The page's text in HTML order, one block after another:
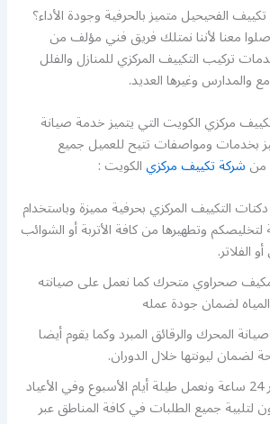
الفحيحيل متميز بالحرفية وجودة الأداء؟
معنا لأننا نمتلك فريق فني مؤلف من
تركيب التكييف المركزي للمنازل والفلل
والمدارس وغيرها العديد.
مركزي الكويت التي يتميز خدمة صيانة
بخدمات ومواصفات تتيح للعميل جميع
منشركة تكييف مركزيالكويت :
التكييف المركزي بحرفية مميزة وباستخدام
لتخليصكم وتطهيرها من كافة الأتربة أو الشوائب
الفلاتر.
صحراوي متحرك كما نعمل على صيانته
لضمان جودة عمله
المحرك والرقائق المبرد وكما يقوم أيضا
لضمان ليونتها خلال الدوران.
متوافرون على مدار 24 ساعة ونعمل طيلة أيام الأسبوع وفي الأعياد
لتلبية جميع الطلبات في كافة المناطق عبر